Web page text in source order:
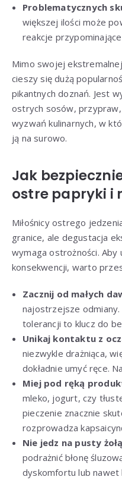
Problematycznych
większej ilości może
reakcje
Mimo swojej
cieszy się dużą
pikantnych doznań. Jest
ostrych sosów,
wyzwań kulinarnych, w
ją na surowo.
Jak
ostre papryki i
Miłośnicy ostrego
granice, ale degustacja
wymaga ostrożności. Aby
konsekwencji, warto
Zacznij od małych
najostrzejsze
tolerancji to klucz do
Unikaj kontaktu z
niezwykle drażniąca,
dokładnie umyć ręce.
Miej pod ręką
mleko, jogurt, czy
pieczenie znacznie
rozprowadza
Nie jedz na pusty
podrażnić błonę
dyskomfortu lub nawet